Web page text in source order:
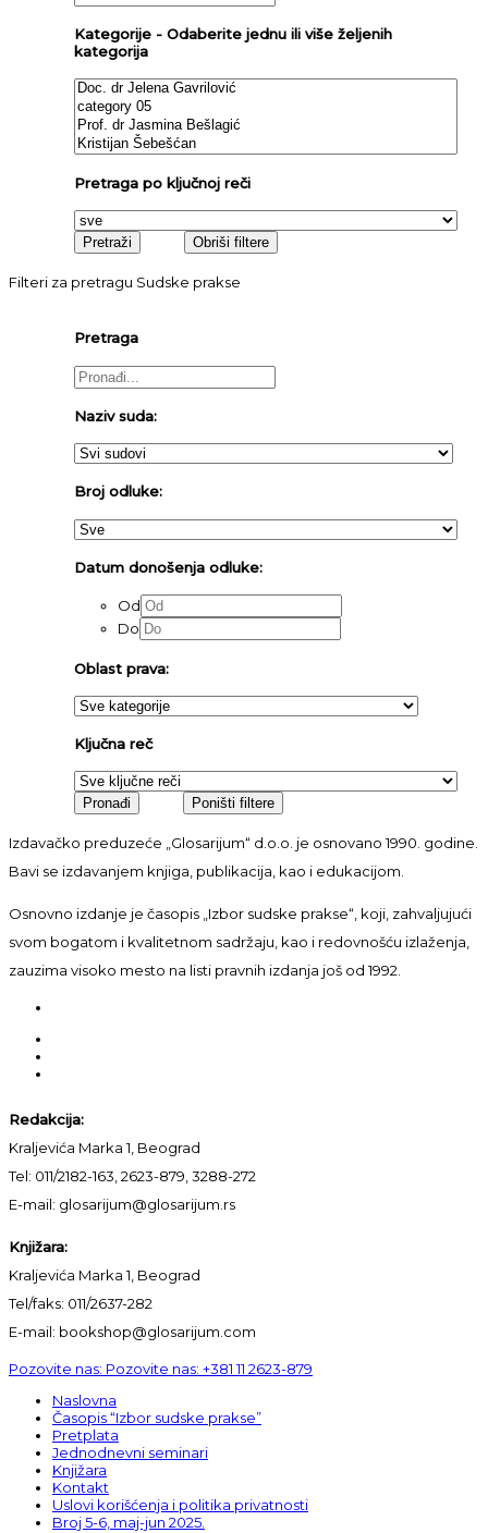
Kategorije - Odaberite jednu ili više željenih
kategorija
Pretraga po ključnoj reči
Filteri za pretragu Sudske prakse
Pretraga
Naziv suda:
Broj odluke:
Datum donošenja odluke:
Od
Do
Oblast prava:
Ključna reč
Izdavačko preduzeće „Glosarijum“ d.o.o. je osnovano 1990. godine.
Bavi se izdavanjem knjiga, publikacija, kao i edukacijom.
Osnovno izdanje je časopis „Izbor sudske prakse“, koji, zahvaljujući
svom bogatom i kvalitetnom sadržaju, kao i redovnošću izlaženja,
zauzima visoko mesto na listi pravnih izdanja još od 1992.
Redakcija:
Kraljevića Marka 1, Beograd
Tel: 011/2182-163, 2623-879, 3288-272
E-mail: glosarijum@glosarijum.rs
Knjižara:
Kraljevića Marka 1, Beograd
Tel/faks: 011/2637-282
E-mail: bookshop@glosarijum.com
Pozovite nas: Pozovite nas: +381 11 2623-879
Naslovna
Časopis “Izbor sudske prakse”
Pretplata
Jednodnevni seminari
Knjižara
Kontakt
Uslovi korišćenja i politika privatnosti
Broj 5-6, maj-jun 2025.